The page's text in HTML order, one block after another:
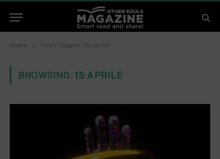
Home » Posts Tagged "15 aprile"
BROWSING: 15 APRILE